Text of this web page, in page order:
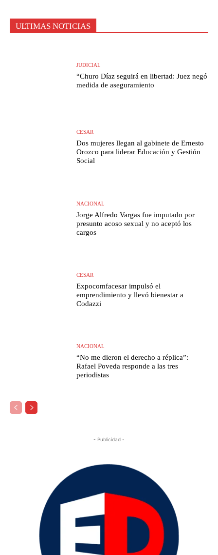
ULTIMAS NOTICIAS
JUDICIAL
“Churo Díaz seguirá en libertad: Juez negó
medida de aseguramiento
CESAR
Dos mujeres llegan al gabinete de Ernesto
Orozco para liderar Educación y Gestión
Social
NACIONAL
Jorge Alfredo Vargas fue imputado por
presunto acoso sexual y no aceptó los
cargos
CESAR
Expocomfacesar impulsó el
emprendimiento y llevó bienestar a
Codazzi
NACIONAL
“No me dieron el derecho a réplica”:
Rafael Poveda responde a las tres
periodistas
- Publicidad -